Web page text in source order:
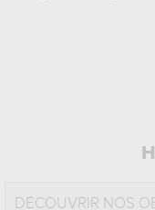
DÉCOUVRIR NOS